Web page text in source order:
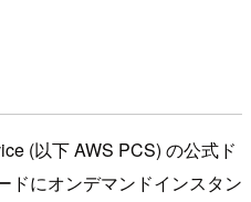
(以下 AWS PCS) の公式ド
ドにオンデマンドインスタン